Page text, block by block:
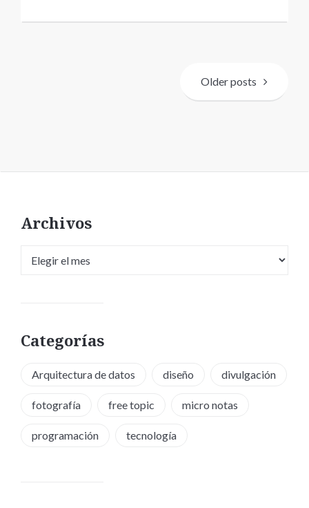
Older posts
Archivos
Categorías
Arquitectura de datos diseño divulgación
fotografía free topic micro notas
programación tecnología